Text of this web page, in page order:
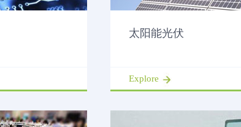
太阳能光伏
Explore